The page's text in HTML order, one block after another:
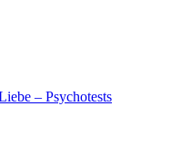
– Psychotests